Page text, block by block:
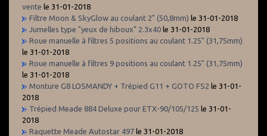
vente le 31-01-2018
Filtre Moon & SkyGlow au coulant 2" (50,8mm) le 31-01-2018
Jumelles type "yeux de hiboux" 2.3x40 le 31-01-2018
Roue manuelle à filtres 5 positions au coulant 1.25" (31,75mm)
le 31-01-2018
Roue manuelle à filtres 9 positions au coulant 1.25" (31,75mm)
le 31-01-2018
Monture G8 LOSMANDY + Trépied G11 + GOTO FS2 le 31-01-
2018
Trépied Meade 884 Deluxe pour ETX-90/105/125 le 31-01-
2018
Raquette Meade Autostar 497 le 31-01-2018